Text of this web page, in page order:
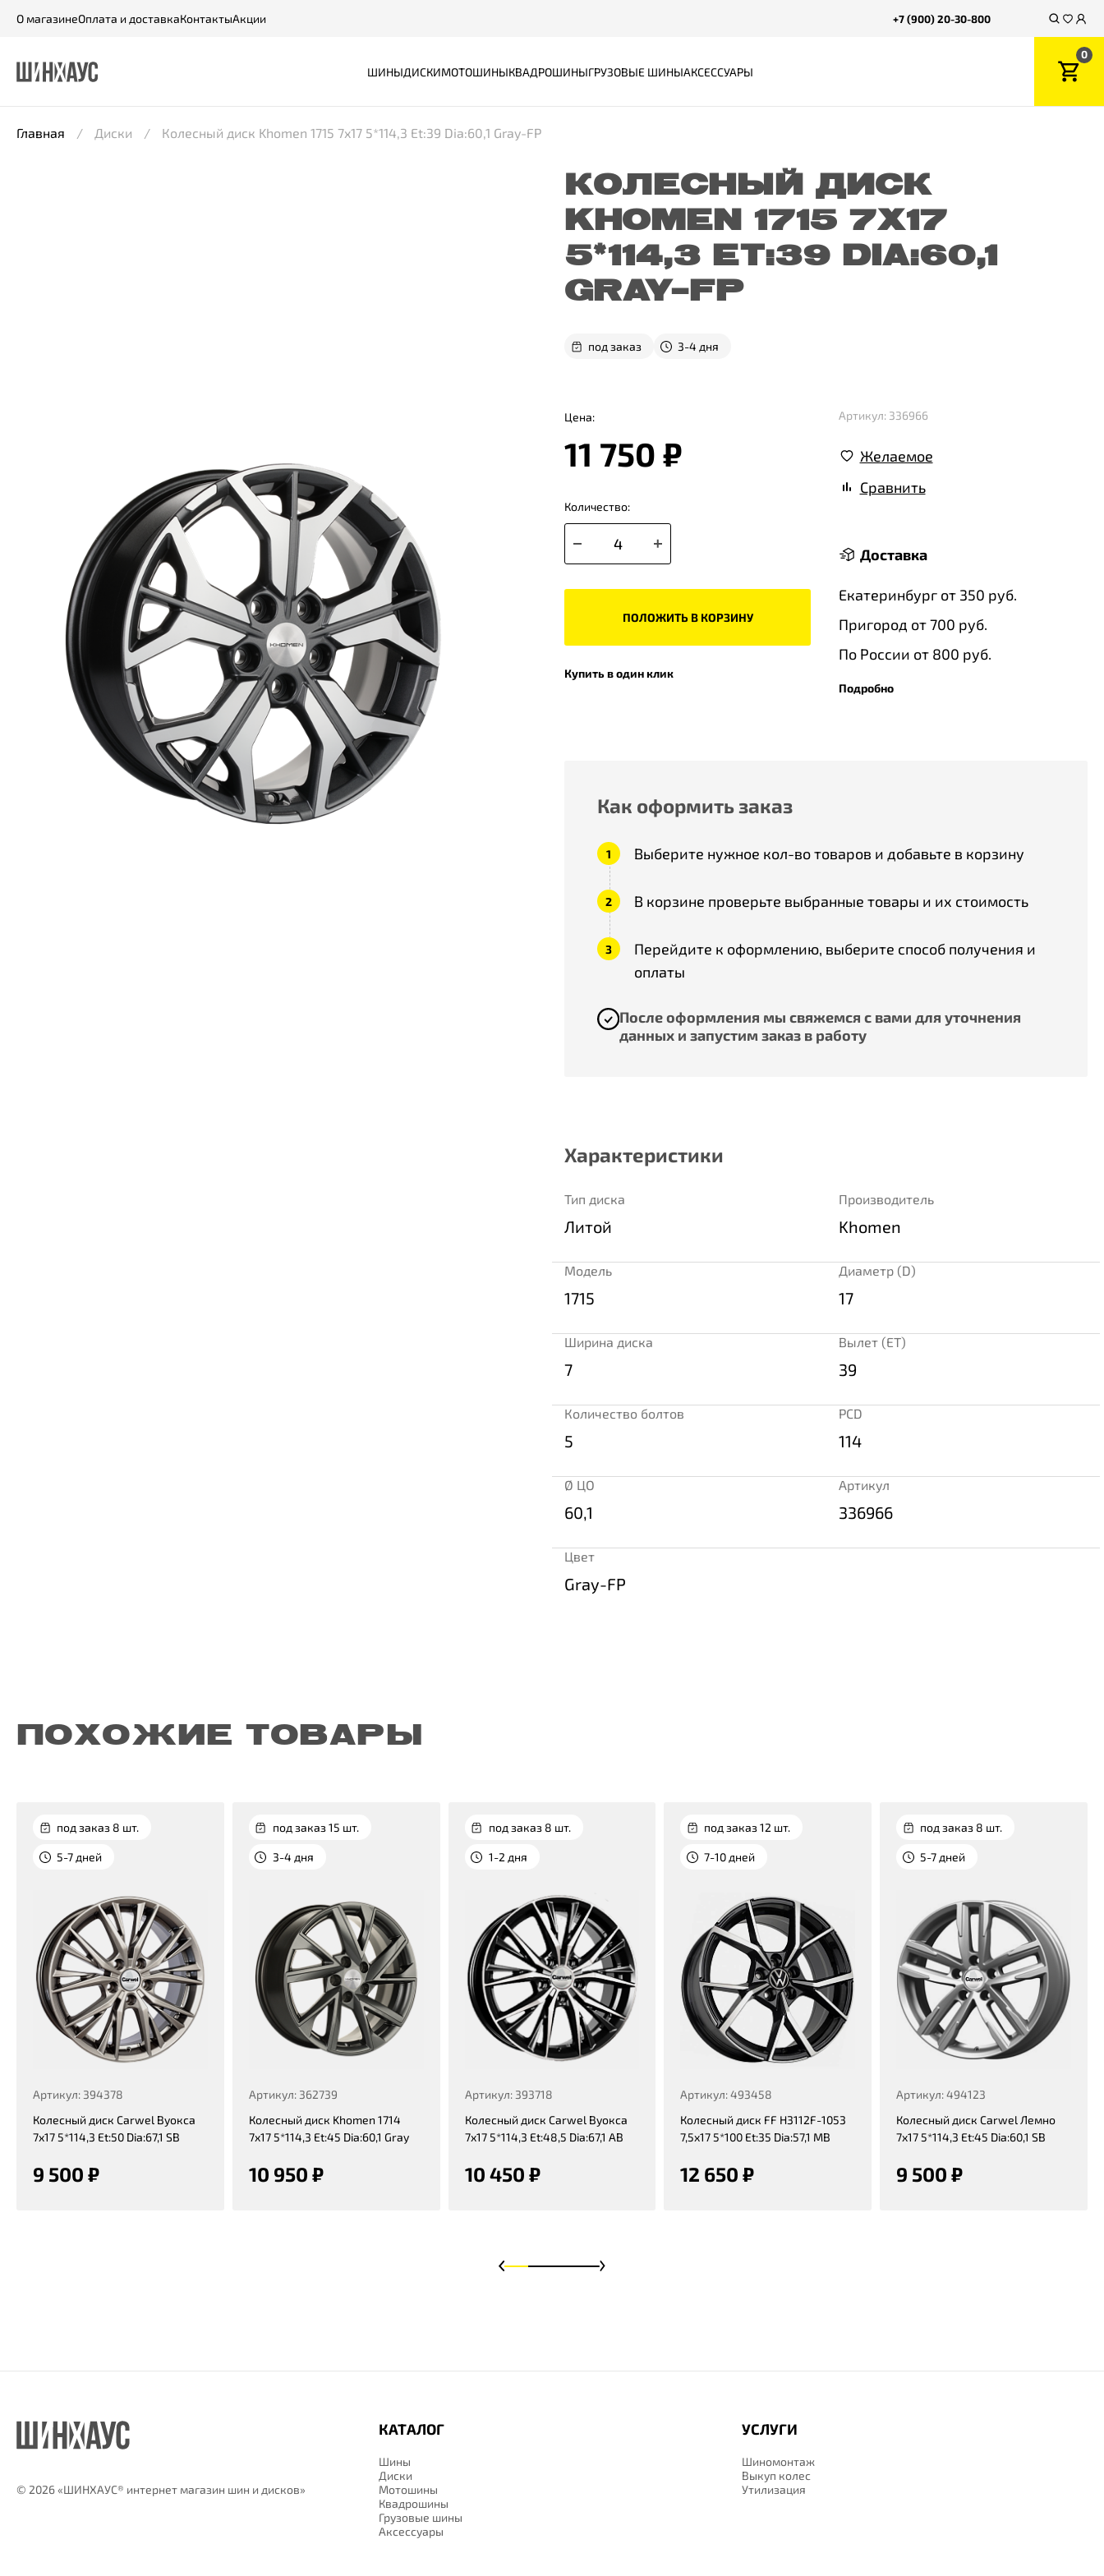
О магазинеОплата и доставкаКонтактыАкции +7 (900) 20-30-800
ШИНЫДИСКИМОТОШИНЫКВАДРОШИНЫГРУЗОВЫЕ ШИНЫАКСЕССУАРЫ
0
Главная Диски Колесный диск Khomen 1715 7x17 5*114,3 Et:39 Dia:60,1 Gray-FP
КОЛЕСНЫЙ ДИСК
KHOMEN 1715 7X17
5*114,3 ET:39 DIA:60,1
GRAY-FP
под заказ 3-4 дня
Цена:
11 750 ₽
Количество:
ПОЛОЖИТЬ В КОРЗИНУ
Купить в один клик
Артикул: 336966
Желаемое
Сравнить
Доставка
Екатеринбург от 350 руб.
Пригород от 700 руб.
По России от 800 руб.
Подробно
Как оформить заказ
Выберите нужное кол-во товаров и добавьте в корзину
В корзине проверьте выбранные товары и их стоимость
Перейдите к оформлению, выберите способ получения и
оплаты
После оформления мы свяжемся с вами для уточнения
данных и запустим заказ в работу
Характеристики
Тип диска
Литой
Производитель
Khomen
Модель
1715
Диаметр (D)
17
Ширина диска
7
Вылет (ET)
39
Количество болтов
5
PCD
114
Ø ЦО
60,1
Артикул
336966
Цвет
Gray-FP
ПОХОЖИЕ ТОВАРЫ
под заказ 8 шт.
5-7 дней
Артикул: 394378
Колесный диск Carwel Вуокса
7x17 5*114,3 Et:50 Dia:67,1 SB
9 500 ₽
под заказ 15 шт.
3-4 дня
Артикул: 362739
Колесный диск Khomen 1714
7x17 5*114,3 Et:45 Dia:60,1 Gray
10 950 ₽
под заказ 8 шт.
1-2 дня
Артикул: 393718
Колесный диск Carwel Вуокса
7x17 5*114,3 Et:48,5 Dia:67,1 AB
10 450 ₽
под заказ 12 шт.
7-10 дней
Артикул: 493458
Колесный диск FF H3112F-1053
7,5x17 5*100 Et:35 Dia:57,1 MB
12 650 ₽
под заказ 8 шт.
5-7 дней
Артикул: 494123
Колесный диск Carwel Лемно
7x17 5*114,3 Et:45 Dia:60,1 SB
9 500 ₽
© 2026 «ШИНХАУС® интернет магазин шин и дисков»
КАТАЛОГ
Шины
Диски
Мотошины
Квадрошины
Грузовые шины
Аксессуары
УСЛУГИ
Шиномонтаж
Выкуп колес
Утилизация